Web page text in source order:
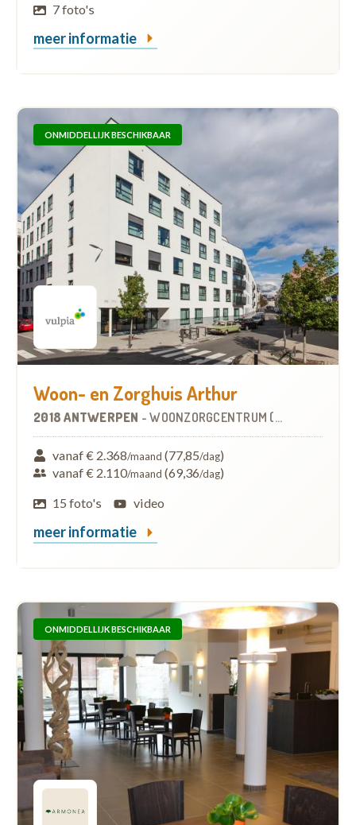
7 foto's
meer informatie
ONMIDDELLIJK BESCHIKBAAR
Woon- en Zorghuis Arthur
2018 ANTWERPEN -WOONZORGCENTRUM (WZC)
vanaf € 2.368/maand (77,85/dag)
vanaf € 2.110/maand (69,36/dag)
15 foto's
video
meer informatie
ONMIDDELLIJK BESCHIKBAAR